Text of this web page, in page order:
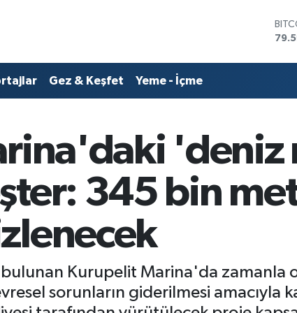
Gez & Keşfet Yeme - İçme
'deniz
345 bin
Kurupelit Marina'da zamanla
sorunların giderilmesi amacıyla